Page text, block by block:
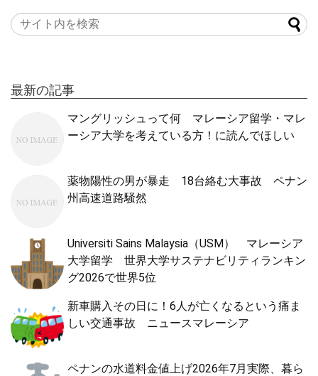
最新の記事
マングリッシュって何 マレーシア留学・マレ
ーシア大学を考えている方！に読んでほしい
薬物陽性の男が暴走 18台絡む大事故 ペナン
州高速道路騒然
Universiti Sains Malaysia（USM） マレーシア
大学留学 世界大学サステナビリティランキン
グ2026で世界5位
新車購入その日に！6人が亡くなるという痛ま
しい交通事故 ニュースマレーシア
ペナンの水道料金値上げ2026年7月実際、暮ら